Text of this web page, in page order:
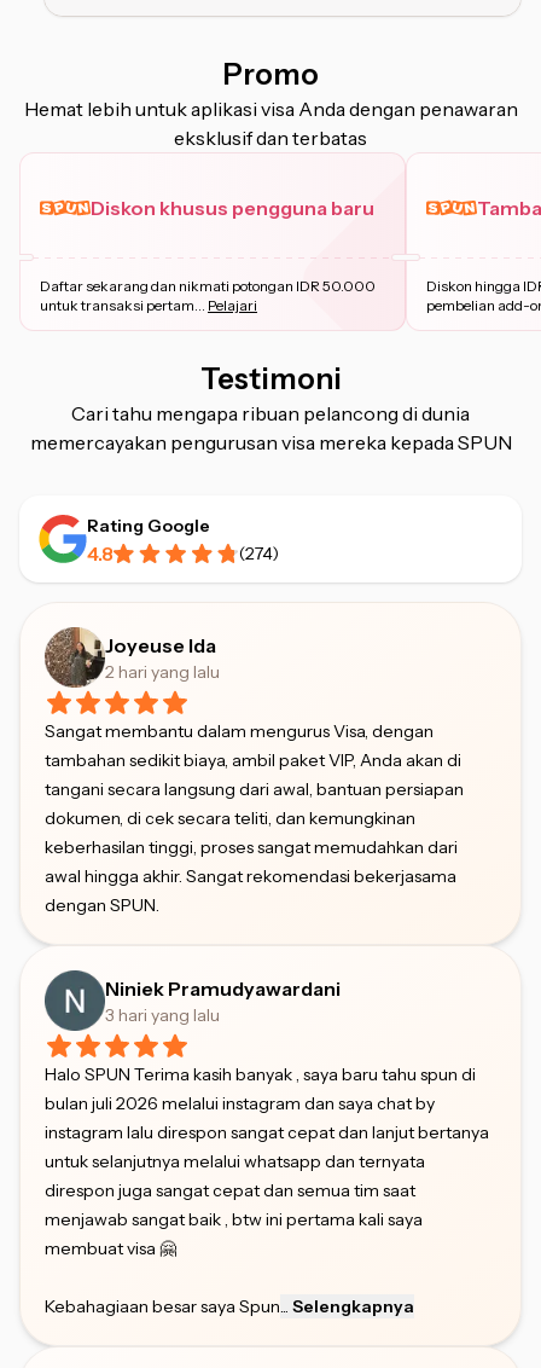
Promo
Hemat lebih untuk aplikasi visa Anda dengan penawaran
eksklusif dan terbatas
Diskon khusus pengguna baru
Daftar sekarang dan nikmati potongan IDR 50.000
untuk transaksi pertam
Pelajari
Diskon hingga
pembelian add-
Testimoni
Cari tahu mengapa ribuan pelancong di dunia
memercayakan pengurusan visa mereka kepada SPUN
Rating Google
4.8 (274)
Joyeuse Ida
2 hari yang lalu
Sangat membantu dalam mengurus Visa, dengan
tambahan sedikit biaya, ambil paket VIP, Anda akan di
tangani secara langsung dari awal, bantuan persiapan
dokumen, di cek secara teliti, dan kemungkinan
keberhasilan tinggi, proses sangat memudahkan dari
awal hingga akhir. Sangat rekomendasi bekerjasama
dengan SPUN.
Niniek Pramudyawardani
3 hari yang lalu
Halo SPUN Terima kasih banyak , saya baru tahu spun di
bulan juli 2026 melalui instagram dan saya chat by
instagram lalu direspon sangat cepat dan lanjut bertanya
untuk selanjutnya melalui whatsapp dan ternyata
direspon juga sangat cepat dan semua tim saat
menjawab sangat baik , btw ini pertama kali saya
membuat visa 🤗
Kebahagiaan besar saya Spun Selengkapnya